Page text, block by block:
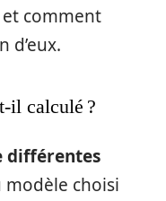
et comment
d’eux.
il calculé ?
différentes
modèle choisi